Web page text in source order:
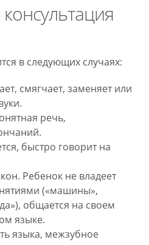
в следующих случаях:
смягчает, заменяет или
речь,
быстро говорит на
Ребенок не владеет
(«машины»,
общается на своем
языке.
языка, межзубное